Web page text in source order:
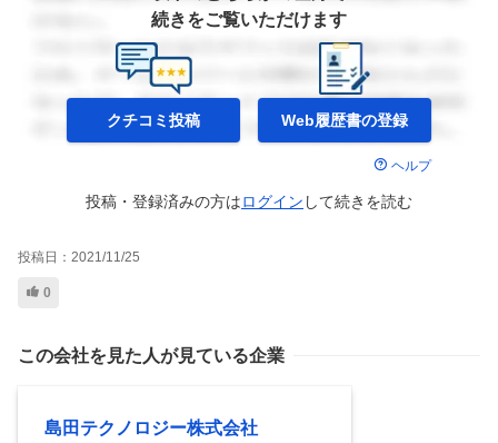
続きをご覧いただけます
クチコミ投稿 Web履歴書の登録
ヘルプ
投稿・登録済みの方はログイン して続きを読む
投稿日： 2021/11/25
0
この会社を見た人が見ている企業
島田テクノロジー株式会社